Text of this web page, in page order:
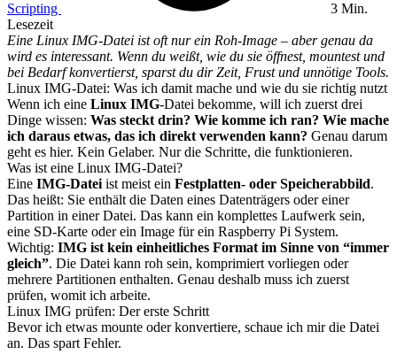
Scripting
3 Min.
Lesezeit
Eine Linux IMG-Datei ist oft nur ein Roh-Image – aber genau da
wird es interessant. Wenn du weißt, wie du sie öffnest, mountest und
bei Bedarf konvertierst, sparst du dir Zeit, Frust und unnötige Tools.
Linux IMG-Datei: Was ich damit mache und wie du sie richtig nutzt
Wenn ich eine Linux IMG-Datei bekomme, will ich zuerst drei
Dinge wissen: Was steckt drin? Wie komme ich ran? Wie mache
ich daraus etwas, das ich direkt verwenden kann? Genau darum
geht es hier. Kein Gelaber. Nur die Schritte, die funktionieren.
Was ist eine Linux IMG-Datei?
Eine IMG-Datei ist meist ein Festplatten- oder Speicherabbild.
Das heißt: Sie enthält die Daten eines Datenträgers oder einer
Partition in einer Datei. Das kann ein komplettes Laufwerk sein,
eine SD-Karte oder ein Image für ein Raspberry Pi System.
Wichtig: IMG ist kein einheitliches Format im Sinne von “immer
gleich”. Die Datei kann roh sein, komprimiert vorliegen oder
mehrere Partitionen enthalten. Genau deshalb muss ich zuerst
prüfen, womit ich arbeite.
Linux IMG prüfen: Der erste Schritt
Bevor ich etwas mounte oder konvertiere, schaue ich mir die Datei
an. Das spart Fehler.